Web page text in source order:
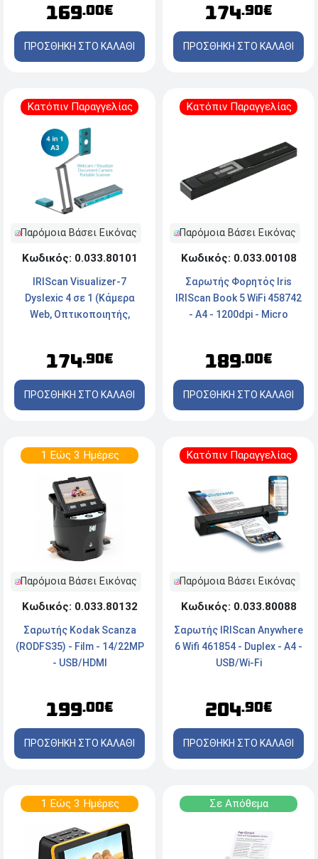
169.00€
ΠΡΟΣΘΗΚΗ ΣΤΟ ΚΑΛΑΘΙ
174.90€
ΠΡΟΣΘΗΚΗ ΣΤΟ ΚΑΛΑΘΙ
Κατόπιν Παραγγελίας
Παρόμοια Βάσει Εικόνας
Κωδικός: 0.033.80101
IRIScan Visualizer-7
Dyslexic 4 σε 1 (Κάμερα
Web, Οπτικοποιητής,
(464665) - Μπλέ
174.90€
ΠΡΟΣΘΗΚΗ ΣΤΟ ΚΑΛΑΘΙ
Κατόπιν Παραγγελίας
Παρόμοια Βάσει Εικόνας
Κωδικός: 0.033.00108
Σαρωτής Φορητός Iris
IRIScan Book 5 WiFi 458742
- A4 - 1200dpi - Micro
189.00€
ΠΡΟΣΘΗΚΗ ΣΤΟ ΚΑΛΑΘΙ
1 Εώς 3 Ημέρες
Παρόμοια Βάσει Εικόνας
Κωδικός: 0.033.80132
Σαρωτής Kodak Scanza
(RODFS35) - Film - 14/22MP
- USB/HDMI
199.00€
ΠΡΟΣΘΗΚΗ ΣΤΟ ΚΑΛΑΘΙ
Κατόπιν Παραγγελίας
Παρόμοια Βάσει Εικόνας
Κωδικός: 0.033.80088
Σαρωτής IRIScan Anywhere
6 Wifi 461854 - Duplex - A4 -
USB/Wi-Fi
204.90€
ΠΡΟΣΘΗΚΗ ΣΤΟ ΚΑΛΑΘΙ
1 Εώς 3 Ημέρες Σε Απόθεμα